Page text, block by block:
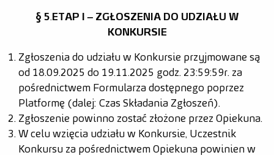
§ 5. ETAP I – ZGŁOSZENIA DO UDZIAŁU W
KONKURSIE
Zgłoszenia do udziału w Konkursie przyjmowane są
od 18.09.2025 do 19.11.2025 godz. 23:59:59r. za
pośrednictwem Formularza dostępnego poprzez
Platformę (dalej: Czas Składania Zgłoszeń).
Zgłoszenie powinno zostać złożone przez Opiekuna.
W celu wzięcia udziału w Konkursie, Uczestnik
Konkursu za pośrednictwem Opiekuna powinien w